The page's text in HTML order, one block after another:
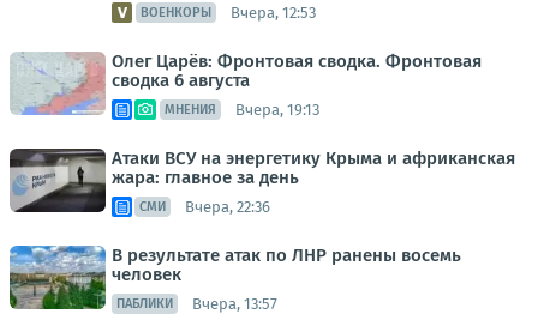
ВОЕНКОРЫ Вчера, 12:53
Олег Царёв: Фронтовая сводка. Фронтовая
сводка 6 августа
МНЕНИЯ Вчера, 19:13
Атаки ВСУ на энергетику Крыма и африканская
жара: главное за день
СМИ Вчера, 22:36
В результате атак по ЛНР ранены восемь
человек
ПАБЛИКИ Вчера, 13:57